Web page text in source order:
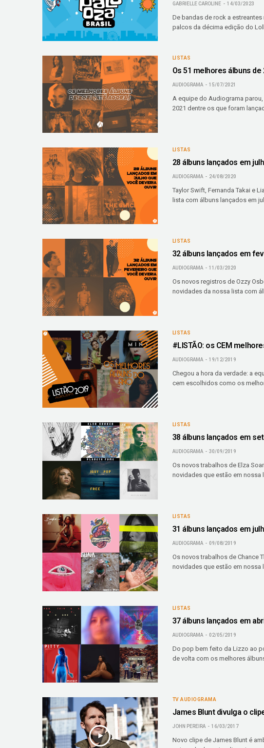
GABRIELLE CAROLINE 14/03/2023
De bandas de rock a
palcos da décima edição do
LISTAS
Os 51 melhores álbuns
AUDIOGRAMA 15/07/2021
A equipe do Audiograma
2021 dentre os que foram
LISTAS
28 álbuns lançados em
AUDIOGRAMA 24/08/2020
Taylor Swift, Fernanda Takai e
lista com álbuns lançados em
LISTAS
32 álbuns lançados em
AUDIOGRAMA 11/03/2020
Os novos registros de Ozzy
novidades da nossa lista com
LISTAS
#LISTÃO: os CEM
AUDIOGRAMA 19/12/2019
Chegou a hora da verdade: a
cem escolhidos como os
LISTAS
38 álbuns lançados em
AUDIOGRAMA 30/09/2019
Os novos trabalhos de Elza
novidades que estão em nossa
LISTAS
31 álbuns lançados em
AUDIOGRAMA 09/08/2019
Os novos trabalhos de Chance
novidades que estão em nossa
LISTAS
37 álbuns lançados em
AUDIOGRAMA 02/05/2019
Do pop bem feito da Lizzo ao
de volta com os melhores
TV AUDIOGRAMA
James Blunt divulga o
JOHN PEREIRA 16/03/2017
Novo clipe de James Blunt é